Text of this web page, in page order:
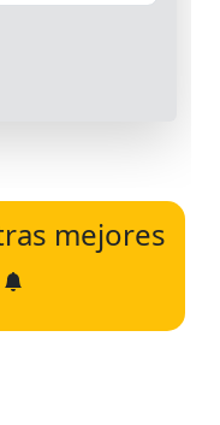
mejores